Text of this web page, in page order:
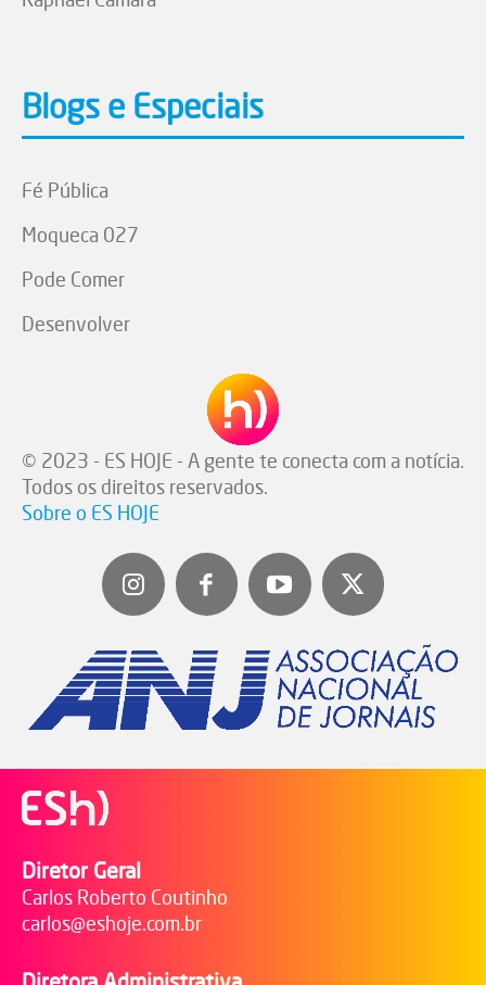
Blogs e Especiais
Fé Pública
Moqueca 027
Pode Comer
Desenvolver
© 2023 - ES HOJE - A gente te conecta com a notícia.
Todos os direitos reservados.
Sobre o ES HOJE
Diretor Geral
Carlos Roberto Coutinho
carlos@eshoje.com.br